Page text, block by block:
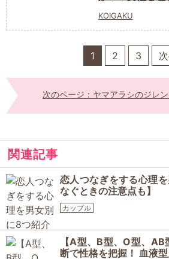
KOIGAKU
1 2 3
次のページ：ヤマアラシのジレ
関連記事
恋人つなぎをする心理
なぐときの注意点も】
カップル
【A型、B型、O型、
断で性格を把握！ 血液